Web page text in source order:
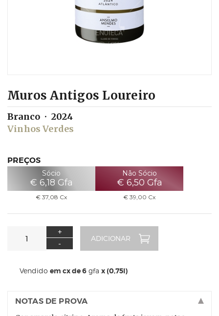
Muros Antigos Loureiro
Branco
2024
Vinhos Verdes
PREÇOS
Sócio
€ 6,18 Gfa
€ 37,08 Cx
Não Sócio
€ 6,50 Gfa
€ 39,00 Cx
+
-
Vendido em cx de 6 gfa x (0,75l)
NOTAS DE PROVA